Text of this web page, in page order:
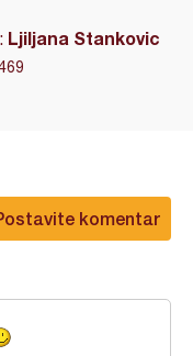
Ljiljana Stankovic
komentar